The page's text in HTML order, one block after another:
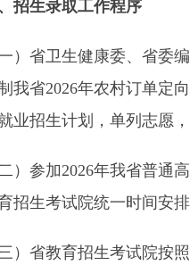
招生录取工作程序
省卫生健康委、省委编
我省2026年农村订单定
业招生计划，单列志愿，
参加2026年我省普通高
招生考试院统一时间安
省教育招生考试院按照